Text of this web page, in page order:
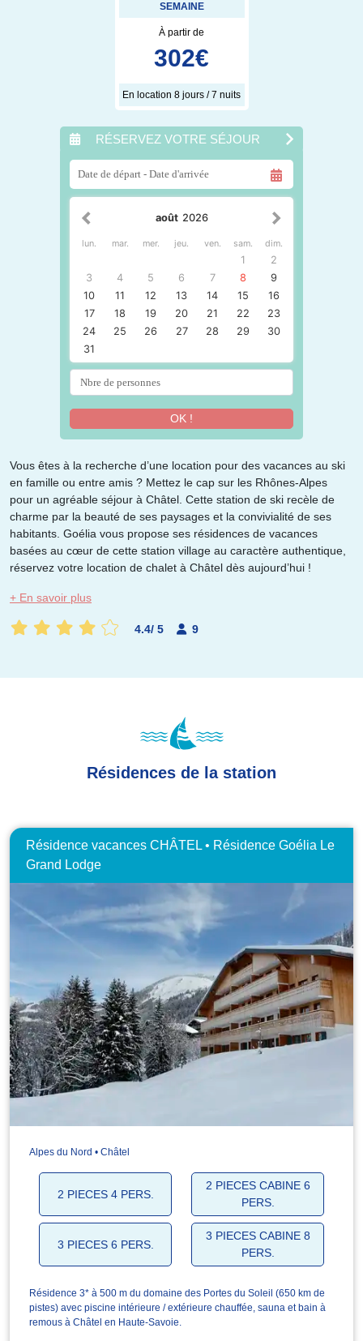
SEMAINE
À partir de
302€
En location 8 jours / 7 nuits
RÉSERVEZ VOTRE SÉJOUR
août 2026
lun. mar. mer. jeu. ven. sam. dim.
1
2
3
4 5 6 7 8
9
10
11 12 13 14 15
16
17
18 19 20 21 22
23
24
25 26 27 28 29
30
31
OK !
Vous êtes à la recherche d’une location pour des vacances au ski
en famille ou entre amis ? Mettez le cap sur les Rhônes-Alpes
pour un agréable séjour à Châtel. Cette station de ski recèle de
charme par la beauté de ses paysages et la convivialité de ses
habitants. Goélia vous propose ses résidences de vacances
basées au cœur de cette station village au caractère authentique,
réservez votre location de chalet à Châtel dès aujourd’hui !
+ En savoir plus
4.4/ 5 9
Résidences de la station
Résidence vacances CHÂTEL • Résidence Goélia Le
Grand Lodge
Alpes du Nord • Châtel
2 PIECES 4 PERS.
2 PIECES CABINE 6
PERS.
3 PIECES 6 PERS.
3 PIECES CABINE 8
PERS.
Résidence 3* à 500 m du domaine des Portes du Soleil (650 km de
pistes) avec piscine intérieure / extérieure chauffée, sauna et bain à
remous à Châtel en Haute-Savoie.